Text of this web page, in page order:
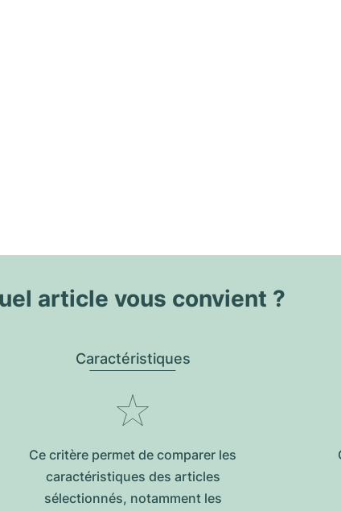
article vous convient ?
Caractéristiques
Ce critère permet de comparer les
caractéristiques des articles
sélectionnés, notamment les